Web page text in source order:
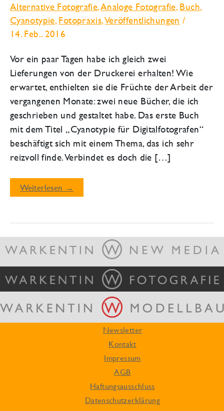
Alternative Fotografie,Analoge Fotografie, Buch,
Cyanotypie, Fotopraxis,Veröffentlichungen /
14. Feb.. 2016
Vor ein paar Tagen habe ich gleich zwei
Lieferungen von der Druckerei erhalten! Wie
erwartet, enthielten sie die Früchte der Arbeit der
vergangenen Monate: zwei neue Bücher, die ich
geschrieben und gestaltet habe. Das erste Buch
mit dem Titel „Cyanotypie für Digitalfotografen“
beschäftigt sich mit einem Thema, das ich sehr
reizvoll finde. Verbindet es doch die […]
Neuer
Lesestoff
Weiterlesen →
Newsletter
Kontakt
Impressum
AGB
Haftungsausschluss
Datenschutzerklärung